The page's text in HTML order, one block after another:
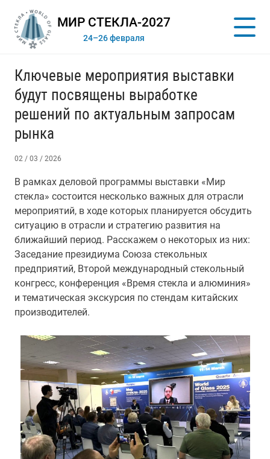
МИР СТЕКЛА-2027
24–26 февраля
Ключевые мероприятия выставки
будут посвящены выработке
решений по актуальным запросам
рынка
02 / 03 / 2026
В рамках деловой программы выставки «Мир
стекла» состоится несколько важных для отрасли
мероприятий, в ходе которых планируется обсудить
ситуацию в отрасли и стратегию развития на
ближайший период. Расскажем о некоторых из них:
Заседание президиума Союза стекольных
предприятий, Второй международный стекольный
конгресс, конференция «Время стекла и алюминия»
и тематическая экскурсия по стендам китайских
производителей.